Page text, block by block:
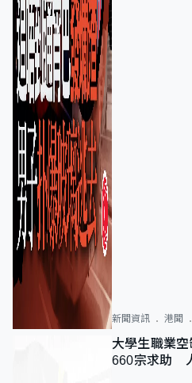
新聞資訊 港聞
大學生職業
660宗求助